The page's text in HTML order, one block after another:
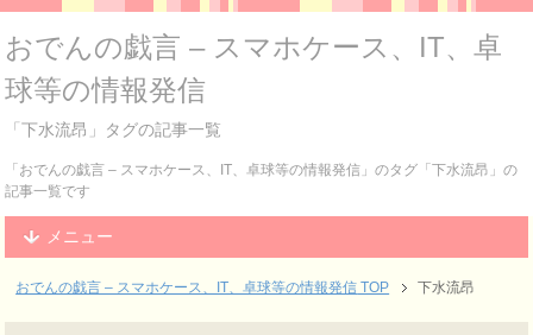
おでんの戯言 – スマホケース、IT、卓
球等の情報発信
「下水流昂」タグの記事一覧
「おでんの戯言 – スマホケース、IT、卓球等の情報発信」のタグ「下水流昂」の
記事一覧です
メニュー
おでんの戯言 – スマホケース、IT、卓球等の情報発信 TOP 下水流昂